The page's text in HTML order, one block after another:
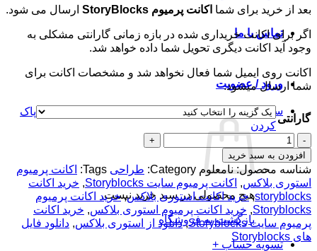
تماس با ما
ورود / عضویت
سبد خرید / تومان 0
هیچ محصولی در سبد خرید نیست.
بازگشت به فروشگاه
تسویه حساب +
تومان50,000
تومان100,000
بعد از خرید برای شما اکانت پرمیوم StoryBlocks ارسال می شود.
اگر برای اکانت خریداری شده در بازه زمانی گارانتی مشکلی به
وجود آید اکانت دیگری تحویل شما داده خواهد شد.
اکانت روی ایمیل شما فعال نخواهد شد و مشخصات اکانت برای
شما ارسال میشود.
گارانتی
پاک
کردن
اکانت
پرمیوم
StoryBlocks
افزودن به سبد خرید
شناسه محصول:نامعلوم Category: طراحی Tags:
اکانت پرمیوم
استوری بلاکس, اکانت پرمیوم سایت Storyblocks , خرید اکانت
storyblocks
,خرید اکانت استوری بلاکس,خرید اکانت پرمیوم
Storyblocks
, خرید اکانت پرمیوم استوری بلاکس, خرید اکانت
پرمیوم سایت Storyblocks
,دانلود از استوری بلاکس, دانلود فایل
های Storyblocks